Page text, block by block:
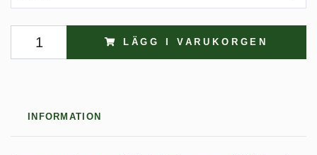
LÄGG I VARUKORGEN
INFORMATION